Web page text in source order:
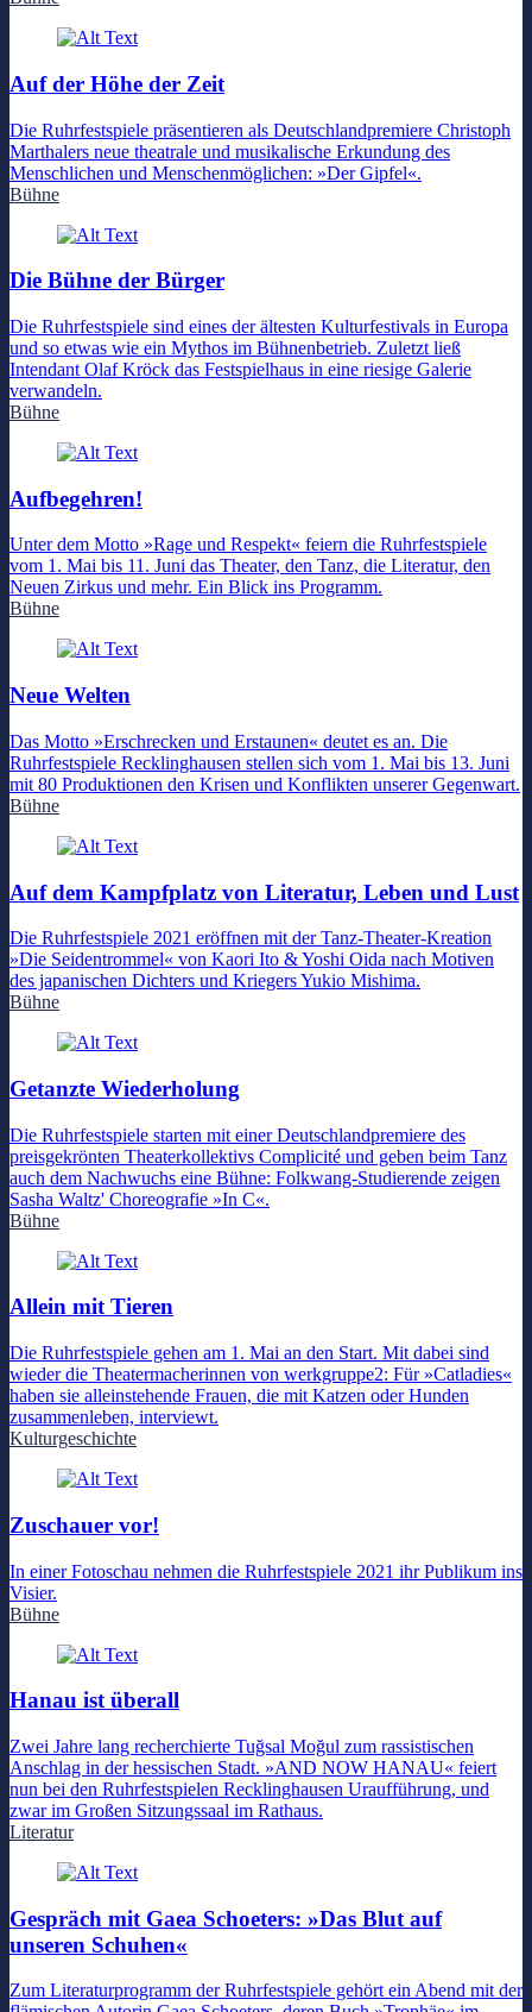
Auf der Höhe der Zeit
Die Ruhrfestspiele präsentieren als Deutschlandpremiere Christoph
Marthalers neue theatrale und musikalische Erkundung des
Menschlichen und Menschenmöglichen: »Der Gipfel«.
Bühne
Die Bühne der Bürger
Die Ruhrfestspiele sind eines der ältesten Kulturfestivals in Europa
und so etwas wie ein Mythos im Bühnenbetrieb. Zuletzt ließ
Intendant Olaf Kröck das Festspielhaus in eine riesige Galerie
verwandeln.
Bühne
Aufbegehren!
Unter dem Motto »Rage und Respekt« feiern die Ruhrfestspiele
vom 1. Mai bis 11. Juni das Theater, den Tanz, die Literatur, den
Neuen Zirkus und mehr. Ein Blick ins Programm.
Bühne
Neue Welten
Das Motto »Erschrecken und Erstaunen« deutet es an. Die
Ruhrfestspiele Recklinghausen stellen sich vom 1. Mai bis 13. Juni
mit 80 Produktionen den Krisen und Konflikten unserer Gegenwart.
Bühne
Auf dem Kampfplatz von Literatur, Leben und Lust
Die Ruhrfestspiele 2021 eröffnen mit der Tanz-Theater-Kreation
»Die Seidentrommel« von Kaori Ito & Yoshi Oida nach Motiven
des japanischen Dichters und Kriegers Yukio Mishima.
Bühne
Getanzte Wiederholung
Die Ruhrfestspiele starten mit einer Deutschlandpremiere des
preisgekrönten Theaterkollektivs Complicité und geben beim Tanz
auch dem Nachwuchs eine Bühne: Folkwang-Studierende zeigen
Sasha Waltz' Choreografie »In C«.
Bühne
Allein mit Tieren
Die Ruhrfestspiele gehen am 1. Mai an den Start. Mit dabei sind
wieder die Theatermacherinnen von werkgruppe2: Für »Catladies«
haben sie alleinstehende Frauen, die mit Katzen oder Hunden
zusammenleben, interviewt.
Kulturgeschichte
Zuschauer vor!
In einer Fotoschau nehmen die Ruhrfestspiele 2021 ihr Publikum ins
Visier.
Bühne
Hanau ist überall
Zwei Jahre lang recherchierte Tuğsal Moğul zum rassistischen
Anschlag in der hessischen Stadt. »AND NOW HANAU« feiert
nun bei den Ruhrfestspielen Recklinghausen Uraufführung, und
zwar im Großen Sitzungssaal im Rathaus.
Literatur
Gespräch mit Gaea Schoeters: »Das Blut auf
unseren Schuhen«
Zum Literaturprogramm der Ruhrfestspiele gehört ein Abend mit der